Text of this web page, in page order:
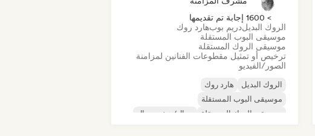
> 1600 إجابة تم تقديمها
الروك البديلدريم بوبهارد روك
موسيقى البوب المستقلة
موسيقى الروك المستقلة
ترخيص أو تمثيل مقطوعات الفنانين لمزامنة
الصور/الفيديو
الروك البديل
هارد روك
موسيقى البوب المستقلة
موسيقى الروك المستقلة
ميتال/هيفي ميتال